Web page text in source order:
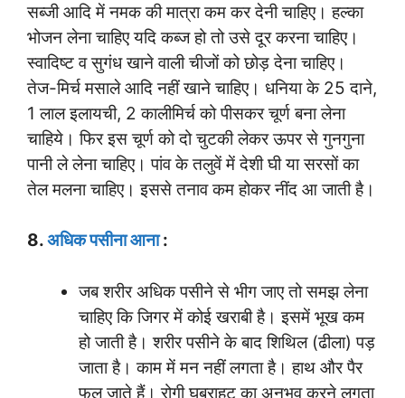
सब्जी आदि में नमक की मात्रा कम कर देनी चाहिए। हल्का
भोजन लेना चाहिए यदि कब्ज हो तो उसे दूर करना चाहिए।
स्वादिष्ट व सुगंध खाने वाली चीजों को छोड़ देना चाहिए।
तेज-मिर्च मसाले आदि नहीं खाने चाहिए। धनिया के 25 दाने,
1 लाल इलायची, 2 कालीमिर्च को पीसकर चूर्ण बना लेना
चाहिये। फिर इस चूर्ण को दो चुटकी लेकर ऊपर से गुनगुना
पानी ले लेना चाहिए। पांव के तलुवें में देशी घी या सरसों का
तेल मलना चाहिए। इससे तनाव कम होकर नींद आ जाती है।
8.अधिक पसीना आना:
जब शरीर अधिक पसीने से भीग जाए तो समझ लेना
चाहिए कि जिगर में कोई खराबी है। इसमें भूख कम
हो जाती है। शरीर पसीने के बाद शिथिल (ढीला) पड़
जाता है। काम में मन नहीं लगता है। हाथ और पैर
फूल जाते हैं। रोगी घबराहट का अनुभव करने लगता